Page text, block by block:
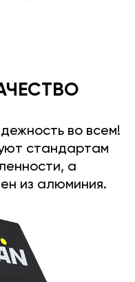
во всем!
стандартам
а
из алюминия.